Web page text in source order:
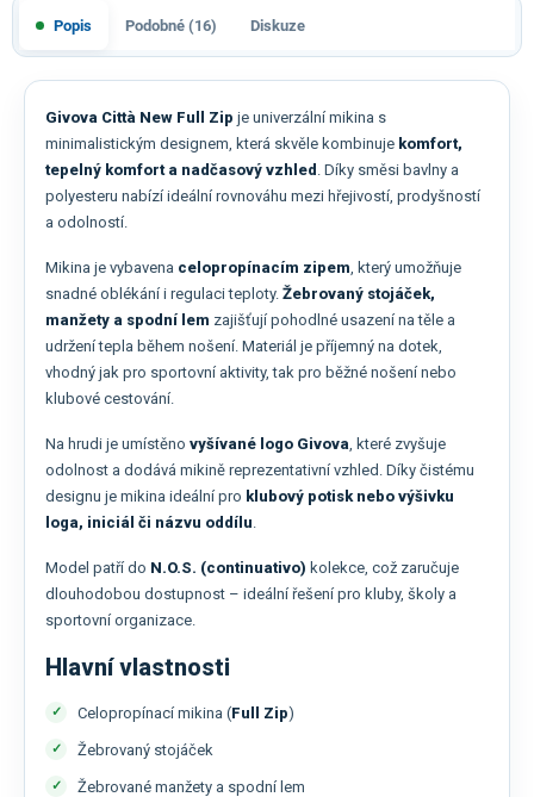
Popis Podobné (16) Diskuze
Givova Città New Full Zip je univerzální mikina s
minimalistickým designem, která skvěle kombinuje komfort,
tepelný komfort a nadčasový vzhled . Díky směsi bavlny a
polyesteru nabízí ideální rovnováhu mezi hřejivostí, prodyšností
a odolností.
Mikina je vybavena celopropínacím zipem, který umožňuje
snadné oblékání i regulaci teploty. Žebrovaný stojáček,
manžety a spodní lem zajišťují pohodlné usazení na těle a
udržení tepla během nošení. Materiál je příjemný na dotek,
vhodný jak pro sportovní aktivity, tak pro běžné nošení nebo
klubové cestování.
Na hrudi je umístěno vyšívané logo Givova, které zvyšuje
odolnost a dodává mikině reprezentativní vzhled. Díky čistému
designu je mikina ideální pro klubový potisk nebo výšivku
loga, iniciál či názvu oddílu.
Model patří do N.O.S. (continuativo) kolekce, což zaručuje
dlouhodobou dostupnost – ideální řešení pro kluby, školy a
sportovní organizace.
Hlavní vlastnosti
Celopropínací mikina (Full Zip)
Žebrovaný stojáček
Žebrované manžety a spodní lem